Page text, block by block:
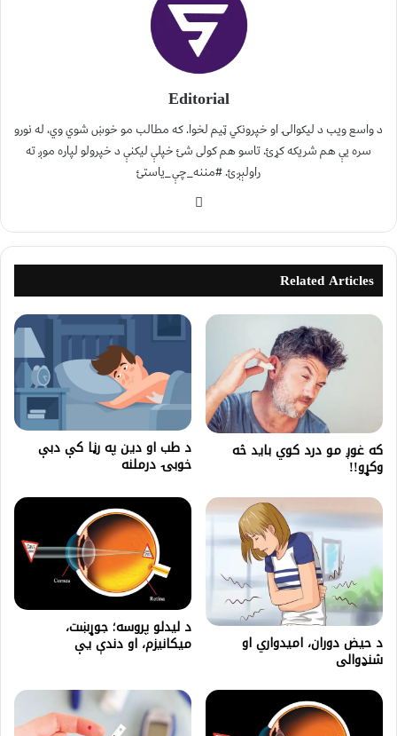
Editorial
د واسع ویب د لیکوالۍ او خپرونکي ټیم لخوا. که مطالب مو خوښ شوي وي، له نورو
سره یې هم شریکه کړئ. تاسو هم کولی شئ خپلې لیکنې د خپرولو لپاره موږ ته
راولېږئ. #مننه_چې_یاستئ
Related Articles
که غوږ مو درد کوي باید څه
وکړو!!
د طب او دين په رڼا کې دبې
خوبۍ درملنه
د حیض دوران، امیدواري او
شنډوالی
د لیدلو پروسه؛ جوړښت،
میکانیزم، او دندې یې